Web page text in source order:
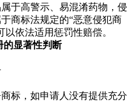
于高警示、易混淆药物，侵
商标法规定的“恶意侵犯商
依法适用惩罚性赔偿。
的显著性判断
，如申请人没有提供充分